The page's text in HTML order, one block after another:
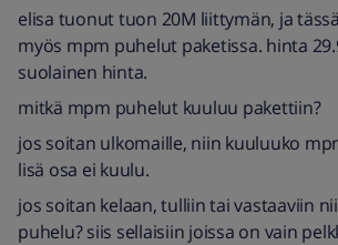
elisa tuonut tuon 20M liittymän, ja
myös mpm puhelut paketissa. hinta
suolainen hinta.
mitkä mpm puhelut kuuluu pakettiin?
jos soitan ulkomaille, niin kuuluuko
lisä osa ei kuulu.
jos soitan kelaan, tulliin tai vastaaviin
puhelu? siis sellaisiin joissa on vain